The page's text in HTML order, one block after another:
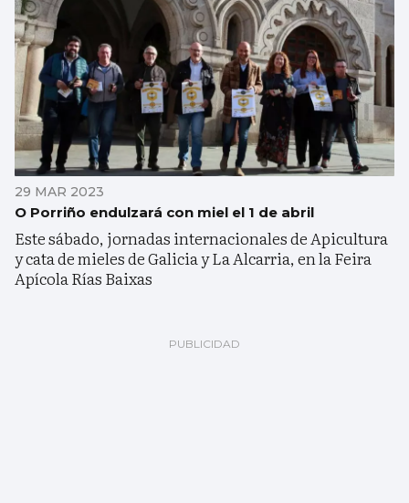
29 MAR 2023
O Porriño endulzará con miel el 1 de abril
Este sábado, jornadas internacionales de Apicultura
y cata de mieles de Galicia y La Alcarria, en la Feira
Apícola Rías Baixas